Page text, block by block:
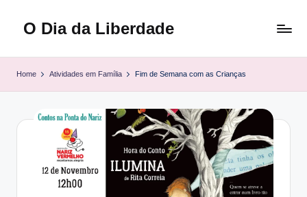
O Dia da Liberdade
Home Atividades em Família Fim de Semana com as Crianças